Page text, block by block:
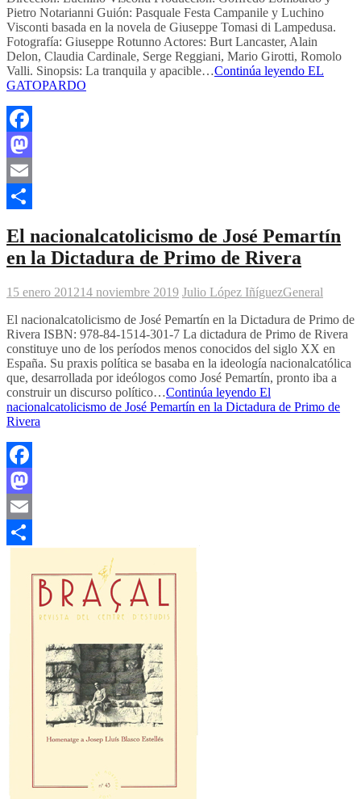
Pietro Notarianni Guión: Pasquale Festa Campanile y Luchino
Visconti basada en la novela de Giuseppe Tomasi di Lampedusa.
Fotografía: Giuseppe Rotunno Actores: Burt Lancaster, Alain
Delon, Claudia Cardinale, Serge Reggiani, Mario Girotti, Romolo
Valli. Sinopsis: La tranquila y apacible…Continúa leyendo EL
GATOPARDO
Facebook
Mastodon
Email
El nacionalcatolicismo de José Pemartín
en la Dictadura de Primo de Rivera
15 enero 201214 noviembre 2019 Julio López IñíguezGeneral
El nacionalcatolicismo de José Pemartín en la Dictadura de Primo de
Rivera ISBN: 978-84-1514-301-7 La dictadura de Primo de Rivera
constituye uno de los períodos menos conocidos del siglo XX en
España. Su praxis política se basaba en la ideología nacionalcatólica
que, desarrollada por ideólogos como José Pemartín, pronto iba a
construir un discurso político…Continúa leyendo El
nacionalcatolicismo de José Pemartín en la Dictadura de Primo de
Rivera
Facebook
Mastodon
Email